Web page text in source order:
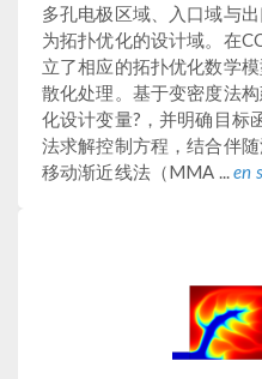
多孔电极区域、入口域与
为拓扑优化的设计域。在
立了相应的拓扑优化数学
散化处理。基于变密度法
化设计变量?，并明确目标
法求解控制方程，结合伴
移动渐近线法（MMA ...en